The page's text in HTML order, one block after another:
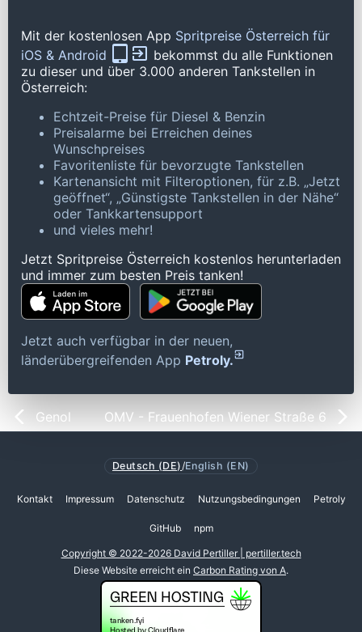
Mit der kostenlosen App Spritpreise Österreich für
iOS & Android
bekommst du alle Funktionen
zu dieser und über 3.000 anderen Tankstellen in
Österreich:
Echtzeit-Preise für Diesel & Benzin
Preisalarme bei Erreichen deines
Wunschpreises
Favoritenliste für bevorzugte Tankstellen
Kartenansicht mit Filteroptionen, für z.B. „Jetzt
geöffnet“, „Günstigste Tankstellen in der Nähe“
oder Tankkartensupport
und vieles mehr!
Jetzt Spritpreise Österreich kostenlos herunterladen
und immer zum besten Preis tanken!
Jetzt auch verfügbar in der neuen,
länderübergreifenden App Petroly.
Genol OMV - Frauenhofen Wiener Straße 6
Deutsch (DE)/English (EN)
Kontakt Impressum Datenschutz Nutzungsbedingungen Petroly
GitHub npm
Copyright © 2022-2026 David Pertiller | pertiller.tech
Diese Website erreicht ein Carbon Rating von A.